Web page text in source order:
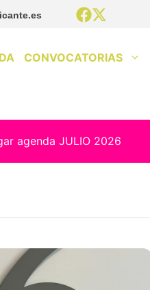
CONVOCATORIAS
agenda JULIO 2026